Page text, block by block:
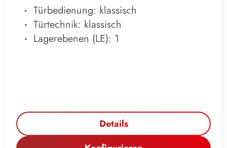
Türbedienung: klassisch
Türtechnik: klassisch
Lagerebenen (LE): 1
Details